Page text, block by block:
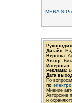
MERA
Дизайн:
Верстка:
Автор:
Интервью:
Реклама:
Дата
По
по
Мнение
Авторские
и